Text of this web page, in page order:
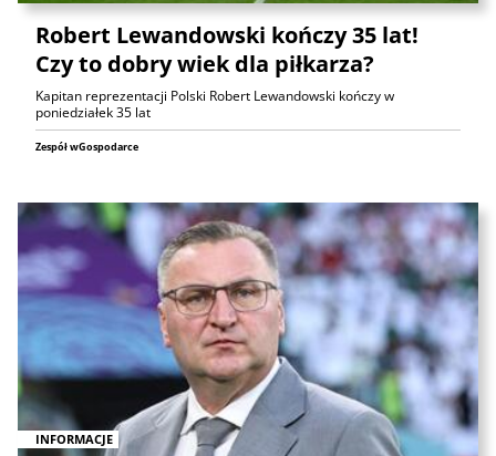
Robert Lewandowski kończy 35 lat!
Czy to dobry wiek dla piłkarza?
Kapitan reprezentacji Polski Robert Lewandowski kończy w
poniedziałek 35 lat
Zespół wGospodarce
INFORMACJE